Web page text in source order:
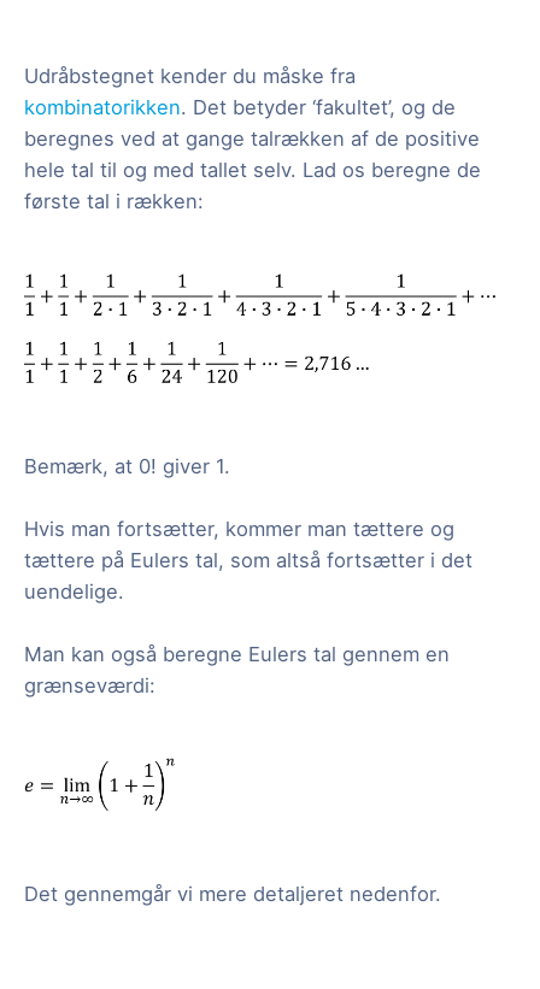
Udråbstegnet kender du måske fra
kombinatorikken. Det betyder ‘fakultet’, og de
beregnes ved at gange talrækken af de positive
hele tal til og med tallet selv. Lad os beregne de
første tal i rækken:
Bemærk, at 0! giver 1.
Hvis man fortsætter, kommer man tættere og
tættere på Eulers tal, som altså fortsætter i det
uendelige.
Man kan også beregne Eulers tal gennem en
grænseværdi:
Det gennemgår vi mere detaljeret nedenfor.